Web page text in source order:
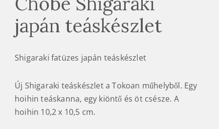
japán teáskészlet
Shigaraki fatüzes japán teáskészlet
Új Shigaraki teáskészlet a Tokoan műhelyből. Egy
hoihin teáskanna, egy kiöntő és öt csésze. A
hoihin 10,2 x 10,5 cm.